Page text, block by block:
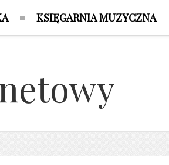
KSIĘGARNIA MUZYCZNA